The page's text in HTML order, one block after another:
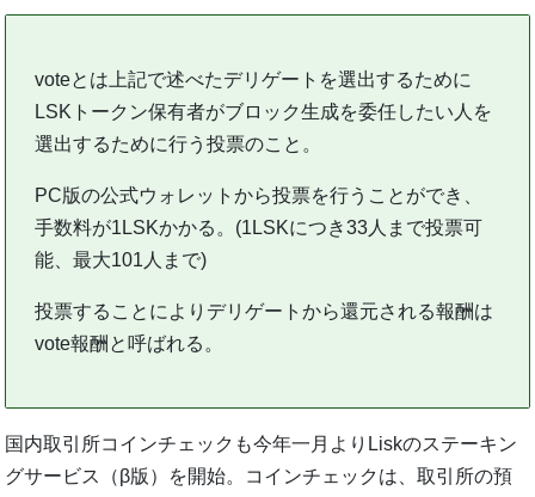
voteとは上記で述べたデリゲートを選出するために
LSKトークン保有者がブロック生成を委任したい人を
選出するために行う投票のこと。
PC版の公式ウォレットから投票を行うことができ、
手数料が1LSKかかる。(1LSKにつき33人まで投票可
能、最大101人まで)
投票することによりデリゲートから還元される報酬は
vote報酬と呼ばれる。
国内取引所コインチェックも今年一月よりLiskのステーキン
グサービス（β版）を開始。コインチェックは、取引所の預